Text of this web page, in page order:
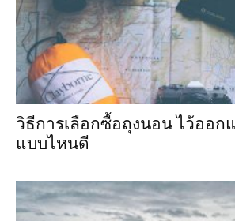
วิธีการเลือกซื้อถุงนอน ไว้ออก
แบบไหนดี